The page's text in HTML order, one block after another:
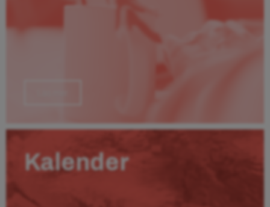
Kalender